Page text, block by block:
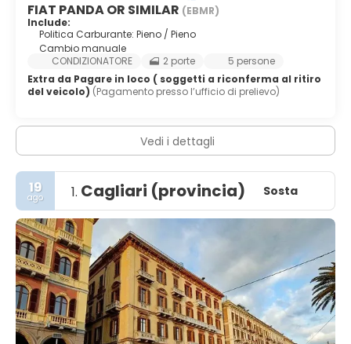
FIAT PANDA OR SIMILAR (EBMR)
Include:
Politica Carburante: Pieno / Pieno
Cambio manuale
CONDIZIONATORE
2 porte
5 persone
Extra da Pagare in loco ( soggetti a riconferma al ritiro
del veicolo) (Pagamento presso l’ufficio di prelievo)
Vedi i dettagli
19
ago 1. Cagliari (provincia) Sosta